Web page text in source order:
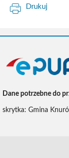
Drukuj
Dane potrzebne do
skrytka: Gmina